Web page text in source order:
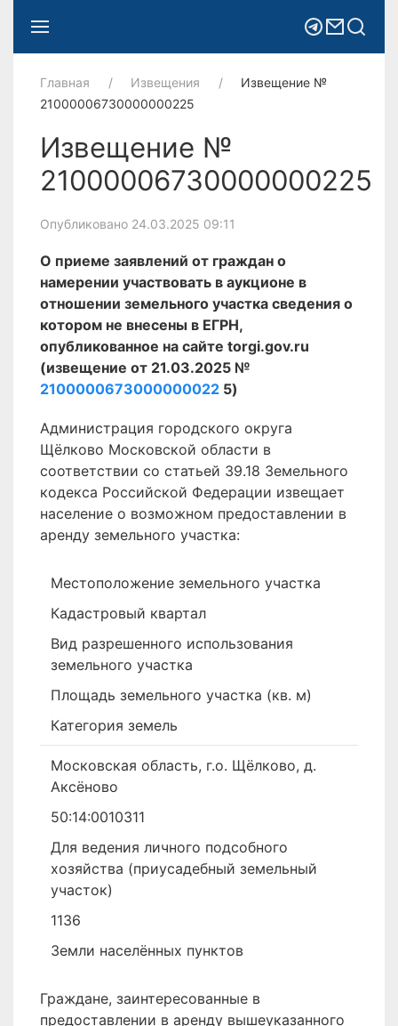
Главная Извещения
Извещение №
21000006730000000225
Извещение №
21000006730000000225
Опубликовано 24.03.2025 09:11
О приеме заявлений от граждан о
намерении участвовать в аукционе в
отношении земельного участка сведения о
котором не внесены в ЕГРН,
опубликованное на сайте torgi.gov.ru
(извещение от 21.03.2025 №
2100000673000000022 5)
Администрация городского округа
Щёлково Московской области в
соответствии со статьей 39.18 Земельного
кодекса Российской Федерации извещает
население о возможном предоставлении в
аренду земельного участка:
Местоположение земельного участка
Кадастровый квартал
Вид разрешенного использования
земельного участка
Площадь земельного участка (кв. м)
Категория земель
Московская область, г.о. Щёлково, д.
Аксёново
50:14:0010311
Для ведения личного подсобного
хозяйства (приусадебный земельный
участок)
1136
Земли населённых пунктов
Граждане, заинтересованные в
предоставлении в аренду вышеуказанного